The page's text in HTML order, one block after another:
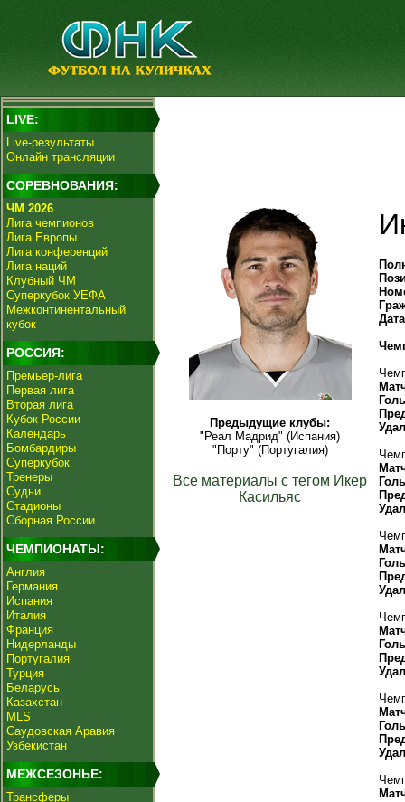
LIVE:
Live-результаты
Онлайн трансляции
СОРЕВНОВАНИЯ:
ЧМ 2026
Лига чемпионов
Лига Европы
Лига конференций
Лига наций
Клубный ЧМ
Суперкубок УЕФА
Межконтинентальный
кубок
РОССИЯ:
Премьер-лига
Первая лига
Вторая лига
Кубок России
Календарь
Бомбардиры
Суперкубок
Тренеры
Судьи
Стадионы
Сборная России
ЧЕМПИОНАТЫ:
Англия
Германия
Испания
Италия
Франция
Нидерланды
Португалия
Турция
Беларусь
Казахстан
MLS
Саудовская Аравия
Узбекистан
МЕЖСЕЗОНЬЕ:
Трансферы
Предыдущие клубы:
"Реал Мадрид" (Испания)
"Порту" (Португалия)
Все материалы с тегом Икер
Касильяс